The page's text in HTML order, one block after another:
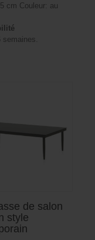
cm Couleur: au
semaines.
de salon
style